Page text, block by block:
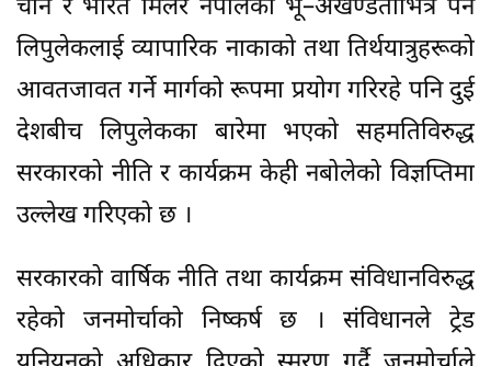
चीन र भारत मिलेर नेपालको भू–अखण्डताभित्र पर्ने
लिपुलेकलाई व्यापारिक नाकाको तथा तिर्थयात्रुहरूको
आवतजावत गर्ने मार्गको रूपमा प्रयोग गरिरहे पनि दुई
देशबीच लिपुलेकका बारेमा भएको सहमतिविरुद्ध
सरकारको नीति र कार्यक्रम केही नबोलेको विज्ञप्तिमा
उल्लेख गरिएको छ ।
सरकारको वार्षिक नीति तथा कार्यक्रम संविधानविरुद्ध
रहेको जनमोर्चाको निष्कर्ष छ । संविधानले ट्रेड